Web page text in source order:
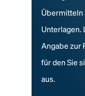
Übermitteln
Unterlagen.
Angabe zur
für den Sie
aus.